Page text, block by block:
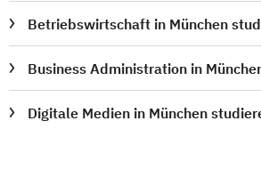
Betriebswirtschaft in München
Business Administration in
Digitale Medien in München